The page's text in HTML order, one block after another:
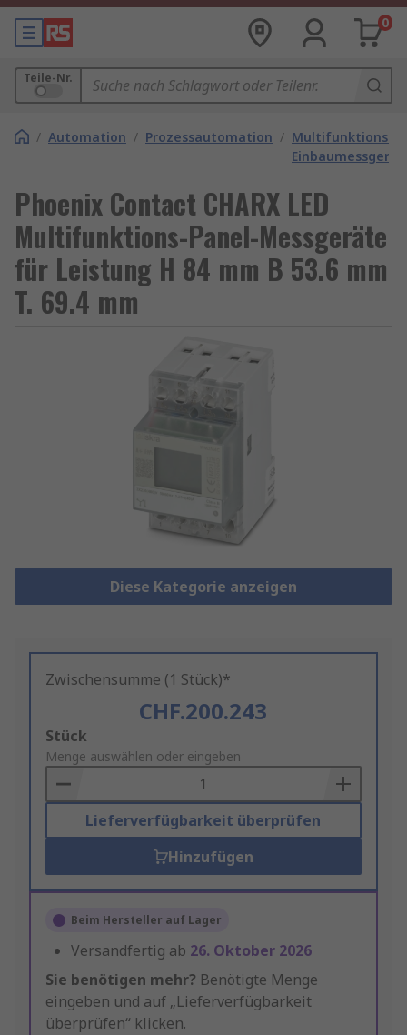
0
Teile-Nr.
/ Automation / Prozessautomation / Multifunktions-
Phoenix Contact CHARX LED
Multifunktions-Panel-Messgeräte
für Leistung H 84 mm B 53.6 mm
T. 69.4 mm
Diese Kategorie anzeigen
Zwischensumme (1 Stück)*
CHF.200.243
Add
to
Basket
Stück
Menge auswählen oder eingeben
Lieferverfügbarkeit überprüfen
Hinzufügen
Beim Hersteller auf Lager
Versandfertig ab 26. Oktober 2026
Sie benötigen mehr? Benötigte Menge
eingeben und auf „Lieferverfügbarkeit
überprüfen“ klicken.